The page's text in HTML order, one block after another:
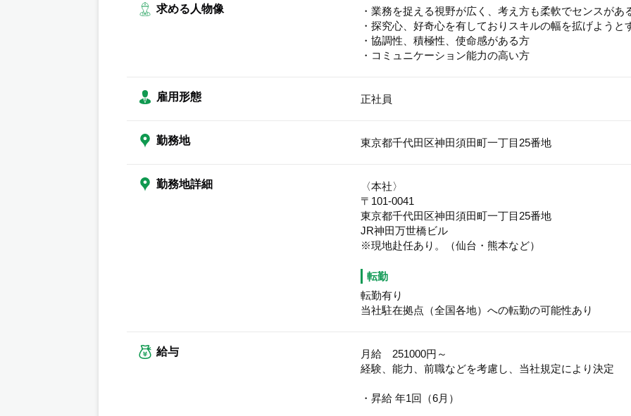
求める人物像
・業務を捉える視野が広く、考え方も柔軟でセンスが
・探究心、好奇心を有しておりスキルの幅を拡げようと
・協調性、積極性、使命感がある方
・コミュニケーション能力の高い方
雇用形態 正社員
勤務地 東京都千代田区神田須田町一丁目25番地
勤務地詳細
〈本社〉
〒101-0041
東京都千代田区神田須田町一丁目25番地
JR神田万世橋ビル
※現地赴任あり。（仙台・熊本など）
転勤
転勤有り
当社駐在拠点（全国各地）への転勤の可能性あり
給与
月給 251000円～
経験、能力、前職などを考慮し、当社規定により決定
・昇給 年1回（6月）